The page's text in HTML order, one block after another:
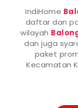
IndiHome
daftar dan
wilayah
dan juga
paket
Kecamatan